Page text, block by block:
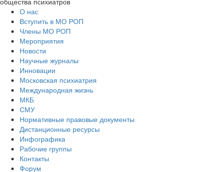
О нас
Вступить в МО РОП
Члены МО РОП
Мероприятия
Новости
Научные журналы
Инновации
Московская психиатрия
Международная жизнь
МКБ
СМУ
Нормативные правовые документы
Дистанционные ресурсы
Инфографика
Рабочие группы
Контакты
Форум